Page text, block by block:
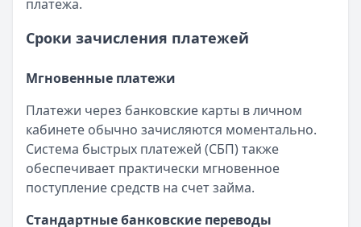
платежа.
Сроки зачисления платежей
Мгновенные платежи
Платежи через банковские карты в личном
кабинете обычно зачисляются моментально.
Система быстрых платежей (СБП) также
обеспечивает практически мгновенное
поступление средств на счет займа.
Стандартные банковские переводы